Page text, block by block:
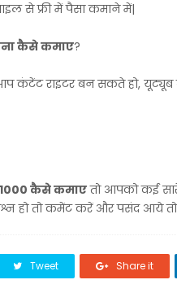
से फ्री में पैसा कमाने में|
कैसे कमाए?
कंटेंट राइटर बन सकते हो, यूट्यूब
1000 कैसे कमाएतो आपको कई
हो तो कमेंट करें और पसंद आये
Tweet Share it